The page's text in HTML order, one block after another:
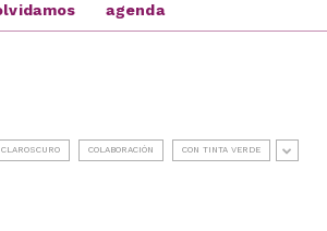
agenda
CLAROSCURO COLABORACIÓN CON TINTA VERDE